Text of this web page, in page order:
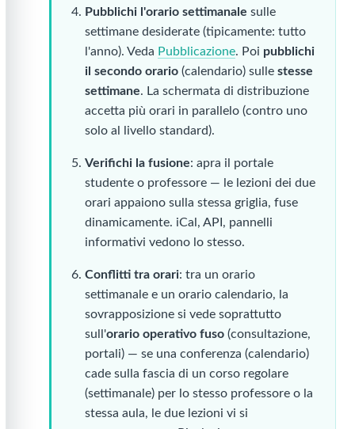
Pubblichi l'orario settimanale sulle
settimane desiderate (tipicamente: tutto
l'anno). Veda Pubblicazione. Poi pubblichi
il secondo orario (calendario) sullestesse
settimane. La schermata di distribuzione
accetta più orari in parallelo (contro uno
solo al livello standard).
Verifichi la fusione: apra il portale
studente o professore — le lezioni dei due
orari appaiono sulla stessa griglia, fuse
dinamicamente. iCal, API, pannelli
informativi vedono lo stesso.
Conflitti tra orari: tra un orario
settimanale e un orario calendario, la
sovrapposizione si vede soprattutto
sull'orario operativo fuso (consultazione,
portali) — se una conferenza (calendario)
cade sulla fascia di un corso regolare
(settimanale) per lo stesso professore o la
stessa aula, le due lezioni vi si